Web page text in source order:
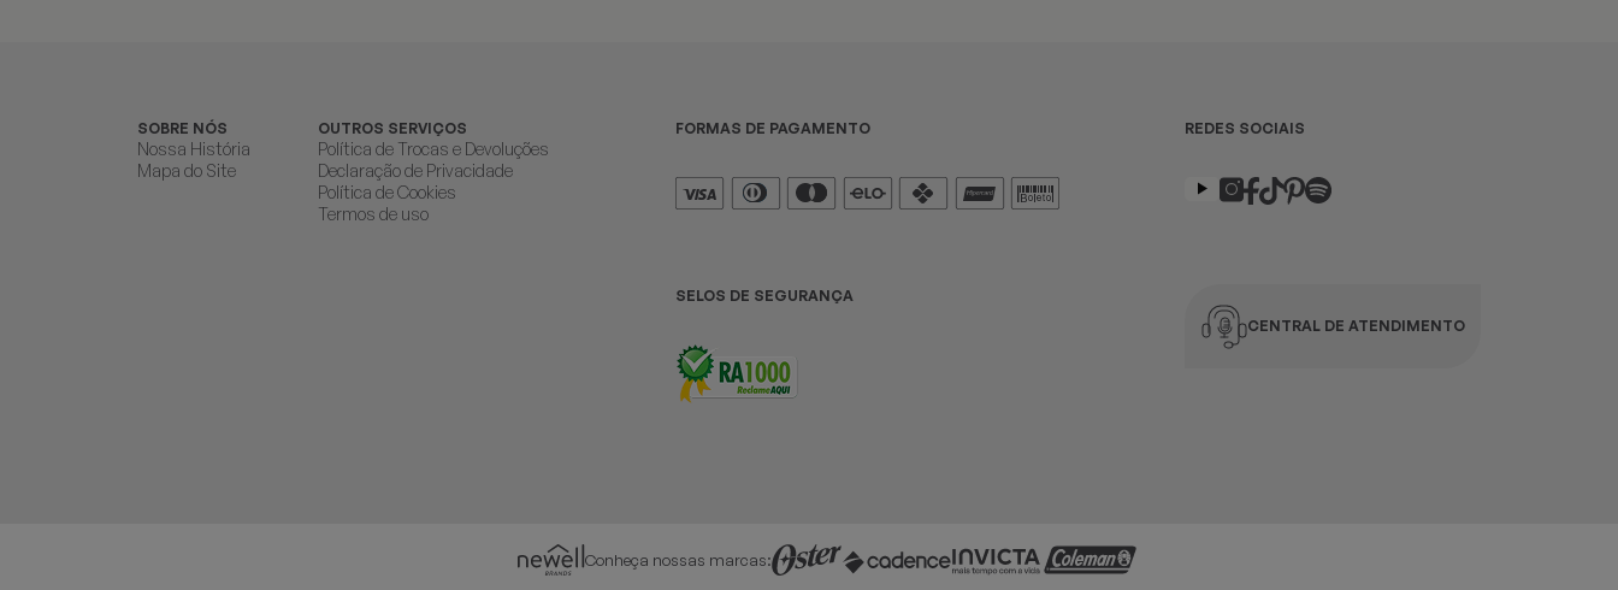
SOBRE NÓS
Nossa História
Mapa do Site
OUTROS SERVIÇOS
Política de Trocas e Devoluções
Declaração de Privacidade
Política de Cookies
Termos de uso
FORMAS DE PAGAMENTO
SELOS DE SEGURANÇA
REDES SOCIAIS
CENTRAL DE ATENDIMENTO
Conheça nossas marcas: